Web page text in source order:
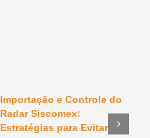
Importação e Controle do
Radar Siscomex:
Estratégias para Evitar